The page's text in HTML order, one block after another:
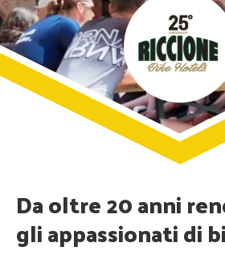
Da oltre 20 anni
gli appassionati di
RickyAI
●Online